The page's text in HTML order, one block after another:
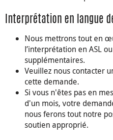
Interprétation en langue
Nous mettrons tout en
l’interprétation en ASL
supplémentaires.
Veuillez nous contacter
cette demande.
Si vous n'êtes pas en
d'un mois, votre
nous ferons tout notre
soutien approprié.